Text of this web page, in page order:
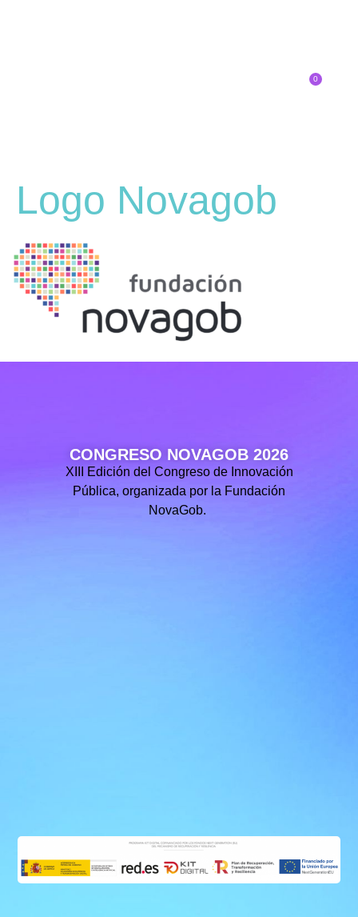
0
Logo Novagob
CONGRESO NOVAGOB 2026
XIII Edición del Congreso de Innovación
Pública, organizada por la Fundación
NovaGob.